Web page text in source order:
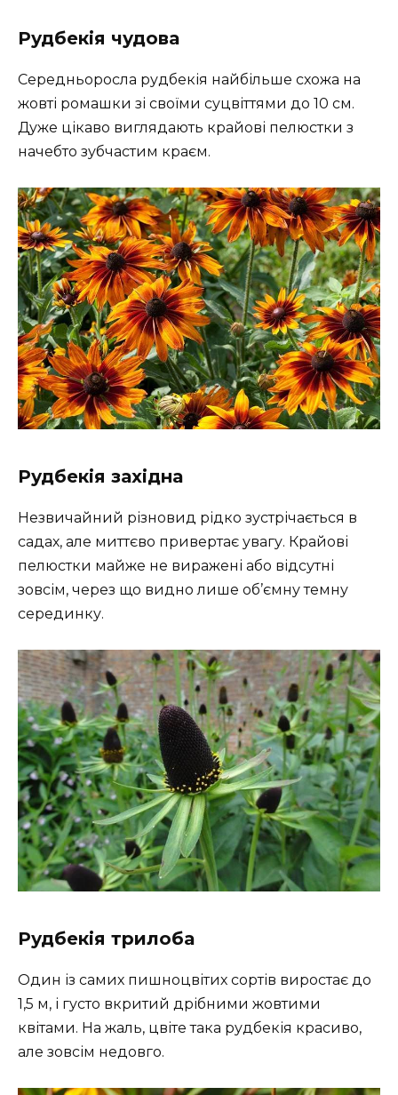
Рудбекія чудова
Середньоросла рудбекія найбільше схожа на
жовті ромашки зі своїми суцвіттями до 10 см.
Дуже цікаво виглядають крайові пелюстки з
начебто зубчастим краєм.
Рудбекія західна
Незвичайний різновид рідко зустрічається в
садах, але миттєво привертає увагу. Крайові
пелюстки майже не виражені або відсутні
зовсім, через що видно лише об’ємну темну
серединку.
Рудбекія трилоба
Один із самих пишноцвітих сортів виростає до
1,5 м, і густо вкритий дрібними жовтими
квітами. На жаль, цвіте така рудбекія красиво,
але зовсім недовго.